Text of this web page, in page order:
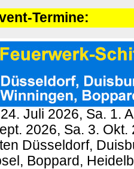
Termine:
Juli 2026, Sa. 1.
2026, Sa. 3. Okt.
Düsseldorf,
Boppard,